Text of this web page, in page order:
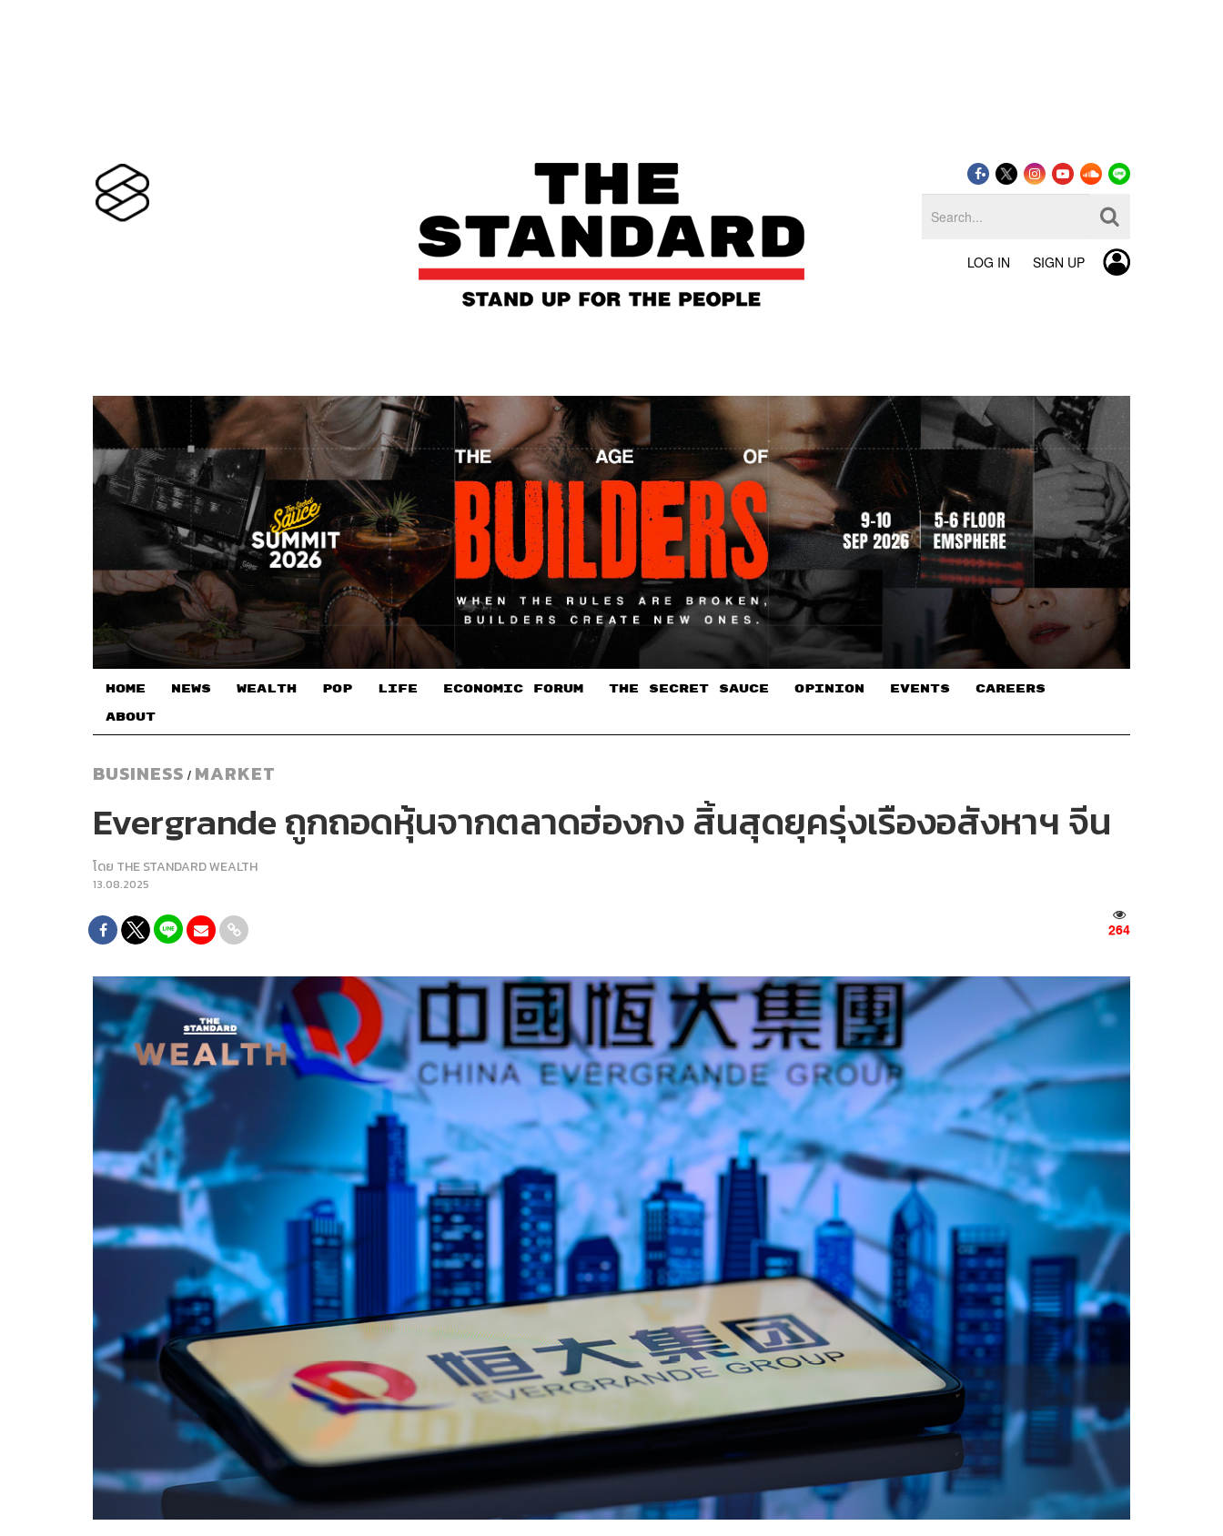
LOG IN SIGN UP
HOME NEWS WEALTH POP LIFE ECONOMIC FORUM THE SECRET SAUCE​ OPINION EVENTS CAREERS
ABOUT
BUSINESS / MARKET
Evergrande ถูกถอดหุ้นจากตลาดฮ่องกง สิ้นสุดยุครุ่งเรืองอสังหาฯ จีน
โดย THE STANDARD WEALTH
13.08.2025
264